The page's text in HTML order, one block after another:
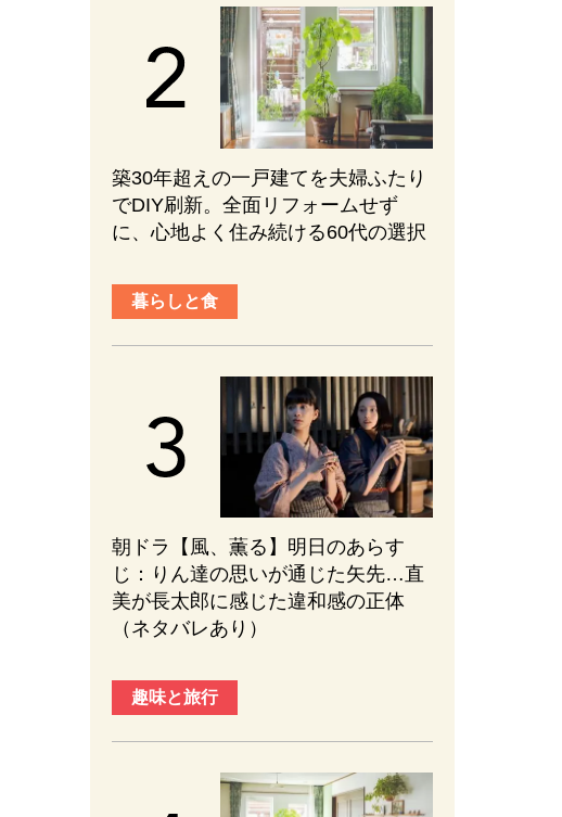
築30年超えの一戸建てを夫婦ふたり
でDIY刷新。全面リフォームせず
に、心地よく住み続ける60代の選択
暮らしと食
朝ドラ【風、薫る】明日のあらす
じ：​りん達の思いが通じた矢先…直
美が長太郎に感じた違和感の正体
（ネタバレあり）
趣味と旅行